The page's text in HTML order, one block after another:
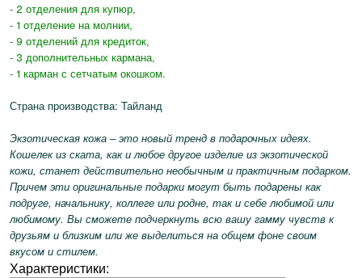
- 2 отделения для купюр,
- 1 отделение на молнии,
- 9 отделений для кредиток,
- 3 дополнительных кармана,
- 1 карман с сетчатым окошком.
Страна производства: Тайланд
Экзотическая кожа – это новый тренд в подарочных идеях.
Кошелек из ската, как и любое другое изделие из экзотической
кожи, станет действительно необычным и практичным подарком.
Причем эти оригинальные подарки могут быть подарены как
подруге, начальнику, коллеге или родне, так и себе любимой или
любимому. Вы сможете подчеркнуть всю вашу гамму чувств к
друзьям и близким или же выделиться на общем фоне своим
вкусом и стилем.
Характеристики: